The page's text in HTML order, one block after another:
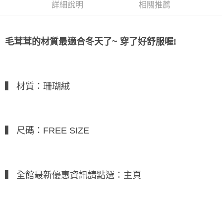
每筆NT$65，滿NT$688(含以上)免運費
每筆NT$65，滿NT$688(含以上)免運費
付款後7-11取貨
每筆NT$80，滿NT$1,000(含以上)免運費
詳細說明 相關推薦
毛茸茸的材質最適合冬天了~ 穿了好舒服喔!
▍ 材質：珊瑚絨
▍ 尺碼：FREE SIZE
▍ 全館最新優惠資訊請點選：主頁